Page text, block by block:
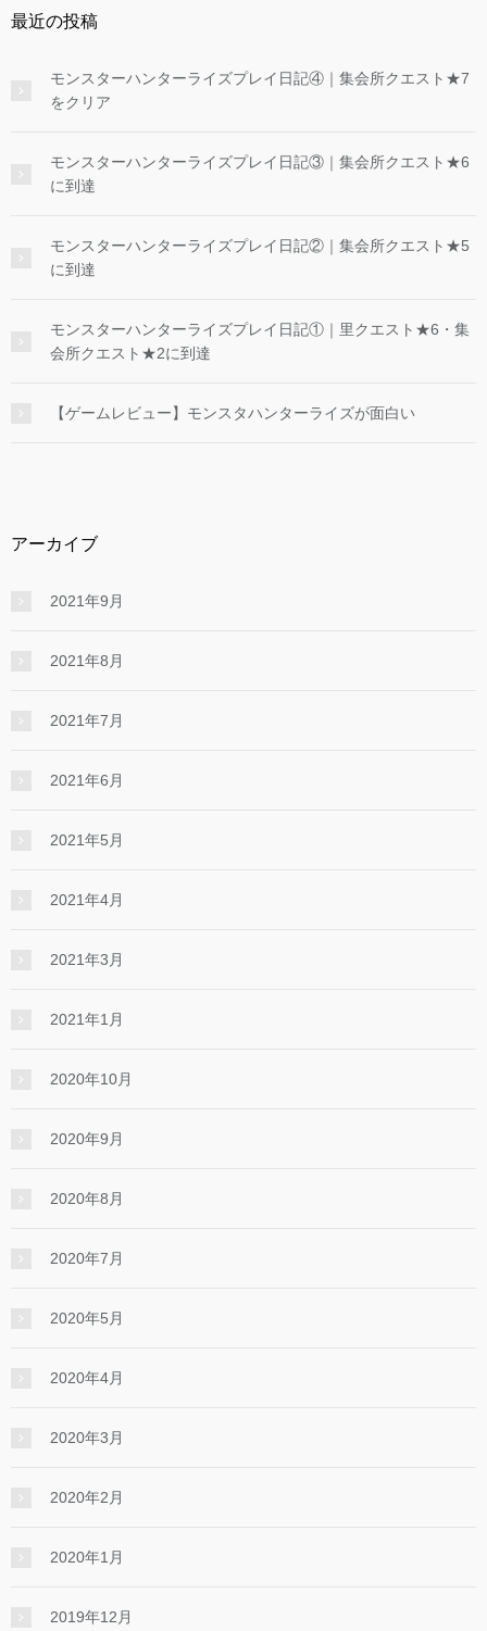
最近の投稿
モンスターハンターライズプレイ日記④｜集会所クエスト★7
をクリア
モンスターハンターライズプレイ日記③｜集会所クエスト★6
に到達
モンスターハンターライズプレイ日記②｜集会所クエスト★5
に到達
モンスターハンターライズプレイ日記①｜里クエスト★6・集
会所クエスト★2に到達
【ゲームレビュー】モンスタハンターライズが面白い
アーカイブ
2021年9月
2021年8月
2021年7月
2021年6月
2021年5月
2021年4月
2021年3月
2021年1月
2020年10月
2020年9月
2020年8月
2020年7月
2020年5月
2020年4月
2020年3月
2020年2月
2020年1月
2019年12月